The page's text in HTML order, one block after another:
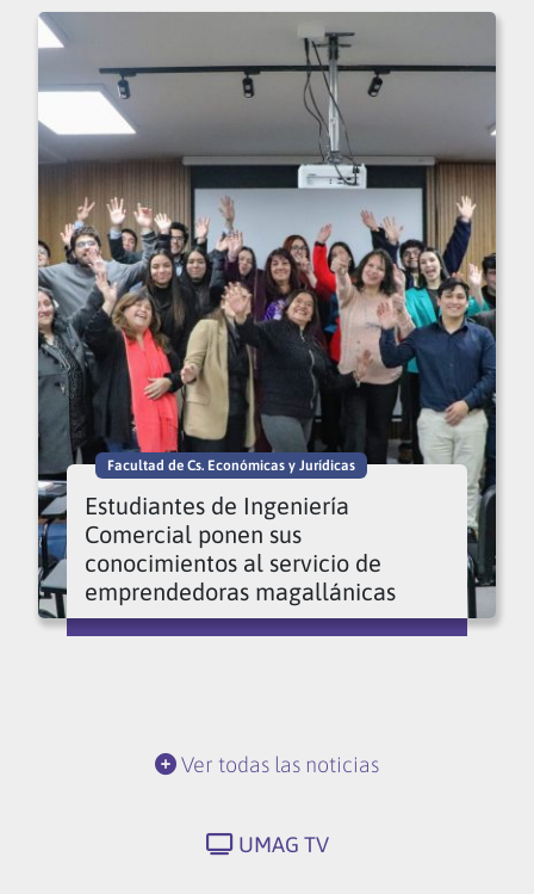
Facultad de Cs. Económicas y Jurídicas
Estudiantes de Ingeniería
Comercial ponen sus
conocimientos al servicio de
emprendedoras magallánicas
Ver todas las noticias
UMAG TV